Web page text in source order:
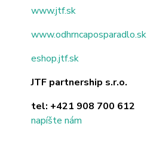
www.jtf.sk
www.odhrncaposparadlo.sk
eshop.jtf.sk
JTF partnership s.r.o.
tel: +421 908 700 612
napíšte nám